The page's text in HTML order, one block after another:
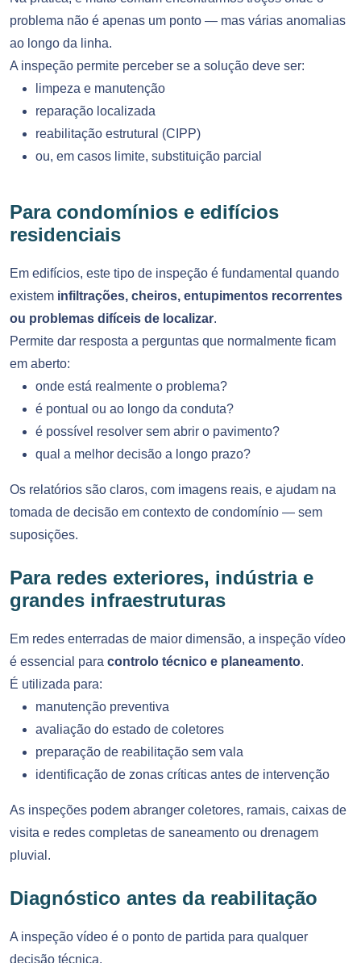
problema não é apenas um ponto — mas várias anomalias
ao longo da linha.
A inspeção permite perceber se a solução deve ser:
limpeza e manutenção
reparação localizada
reabilitação estrutural (CIPP)
ou, em casos limite, substituição parcial
Para condomínios e edifícios
residenciais
Em edifícios, este tipo de inspeção é fundamental quando
existem infiltrações, cheiros, entupimentos recorrentes
ou problemas difíceis de localizar.
Permite dar resposta a perguntas que normalmente ficam
em aberto:
onde está realmente o problema?
é pontual ou ao longo da conduta?
é possível resolver sem abrir o pavimento?
qual a melhor decisão a longo prazo?
Os relatórios são claros, com imagens reais, e ajudam na
tomada de decisão em contexto de condomínio — sem
suposições.
Para redes exteriores, indústria e
grandes infraestruturas
Em redes enterradas de maior dimensão, a inspeção vídeo
é essencial para controlo técnico e planeamento.
É utilizada para:
manutenção preventiva
avaliação do estado de coletores
preparação de reabilitação sem vala
identificação de zonas críticas antes de intervenção
As inspeções podem abranger coletores, ramais, caixas de
visita e redes completas de saneamento ou drenagem
pluvial.
Diagnóstico antes da reabilitação
A inspeção vídeo é o ponto de partida para qualquer
decisão técnica.